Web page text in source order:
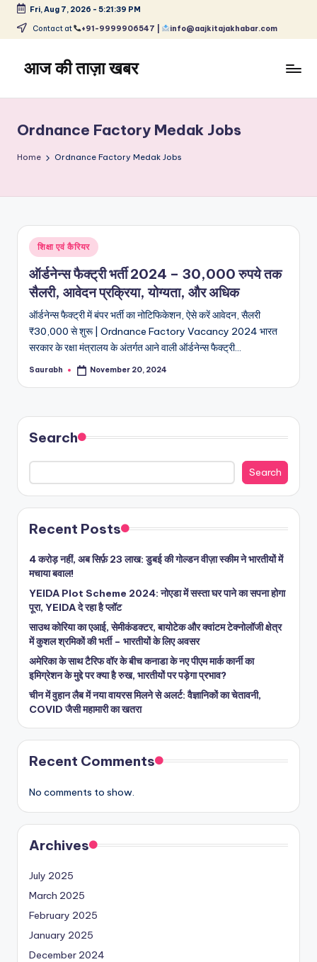
Skip
content
Fri, Aug 7, 2026 - 5:21:39 PM
Contact at +91-9999906547 | info@aajkitajakhabar.com
आज की ताज़ा खबर
ताज़ा
समाचार
–
और
विश्व
Ordnance Factory Medak Jobs
Home Ordnance Factory Medak Jobs
Posted
in
शिक्षा एवं कैरियर
ऑर्डनेन्स फैक्ट्री भर्ती 2024 – 30,000 रुपये तक
सैलरी, आवेदन प्रक्रिया, योग्यता, और अधिक
ऑर्डनेन्स फैक्ट्री में बंपर भर्ती का नोटिफिकेशन, ऐसे करें आवेदन, सैलरी
₹30,000 से शुरू | Ordnance Factory Vacancy 2024 भारत
सरकार के रक्षा मंत्रालय के अंतर्गत आने वाली ऑर्डनेन्स फैक्ट्री…
Posted
Saurabh November 20, 2024
Search
Search
Recent Posts
4 करोड़ नहीं, अब सिर्फ़ 23 लाख: डुबई की गोल्डन वीज़ा स्कीम ने भारतीयों में
मचाया बवाल!
YEIDA Plot Scheme 2024: नोएडा में सस्ता घर पाने का सपना होगा
पूरा, YEIDA दे रहा है प्लॉट
साउथ कोरिया का एआई, सेमीकंडक्टर, बायोटेक और क्वांटम टेक्नोलॉजी क्षेत्र
में कुशल श्रमिकों की भर्ती – भारतीयों के लिए अवसर
अमेरिका के साथ टैरिफ वॉर के बीच कनाडा के नए पीएम मार्क कार्नी का
इमिग्रेशन के मुद्दे पर क्या है रुख, भारतीयों पर पड़ेगा प्रभाव?
चीन में वुहान लैब में नया वायरस मिलने से अलर्ट: वैज्ञानिकों का चेतावनी,
COVID जैसी महामारी का खतरा
Recent Comments
No comments to show.
Archives
July 2025
March 2025
February 2025
January 2025
December 2024